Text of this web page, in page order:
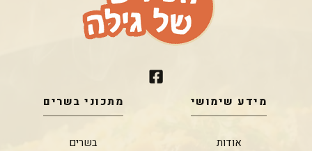
מידע שימושי
אודות
מתכוני בשרים
בשרים